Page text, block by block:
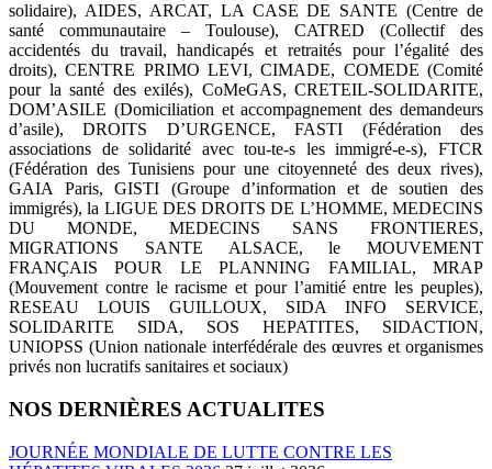
solidaire), AIDES, ARCAT, LA CASE DE SANTE (Centre de
santé communautaire – Toulouse), CATRED (Collectif des
accidentés du travail, handicapés et retraités pour l’égalité des
droits), CENTRE PRIMO LEVI, CIMADE, COMEDE (Comité
pour la santé des exilés), CoMeGAS, CRETEIL-SOLIDARITE,
DOM’ASILE (Domiciliation et accompagnement des demandeurs
d’asile), DROITS D’URGENCE, FASTI (Fédération des
associations de solidarité avec tou-te-s les immigré-e-s), FTCR
(Fédération des Tunisiens pour une citoyenneté des deux rives),
GAIA Paris, GISTI (Groupe d’information et de soutien des
immigrés), la LIGUE DES DROITS DE L’HOMME, MEDECINS
DU MONDE, MEDECINS SANS FRONTIERES,
MIGRATIONS SANTE ALSACE, le MOUVEMENT
FRANÇAIS POUR LE PLANNING FAMILIAL, MRAP
(Mouvement contre le racisme et pour l’amitié entre les peuples),
RESEAU LOUIS GUILLOUX, SIDA INFO SERVICE,
SOLIDARITE SIDA, SOS HEPATITES, SIDACTION,
UNIOPSS (Union nationale interfédérale des œuvres et organismes
privés non lucratifs sanitaires et sociaux)
NOS DERNIÈRES ACTUALITES
JOURNÉE MONDIALE DE LUTTE CONTRE LES